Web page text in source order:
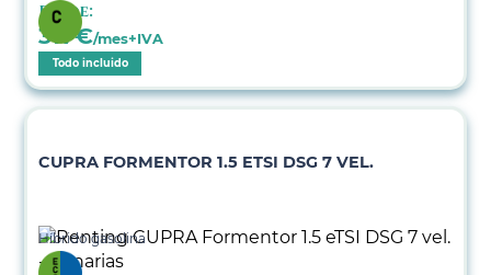
Desde:
317€/mes+IVA
Todo incluido
CUPRA FORMENTOR 1.5 ETSI DSG 7 VEL.
Híbrido gasolina